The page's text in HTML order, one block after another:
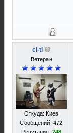
ci-ti
Ветеран
Откуда: Киев
Сообщений: 472